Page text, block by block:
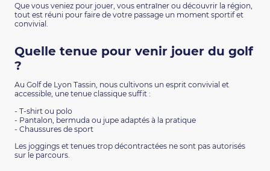
Que vous veniez pour jouer, vous entraîner ou découvrir la région,
tout est réuni pour faire de votre passage un moment sportif et
convivial.
Quelle tenue pour venir jouer du golf
?
Au Golf de Lyon Tassin, nous cultivons un esprit convivial et
accessible, une tenue classique suffit :
- T-shirt ou polo
- Pantalon, bermuda ou jupe adaptés à la pratique
- Chaussures de sport
Les joggings et tenues trop décontractées ne sont pas autorisés
sur le parcours.